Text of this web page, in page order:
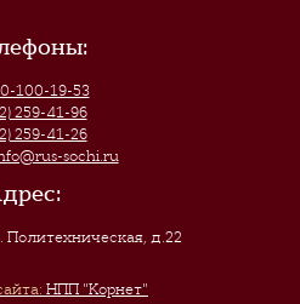
100-19-53
259-41-96
259-41-26
sochi.ru
Политехническая, д.22
НПП "Корнет"